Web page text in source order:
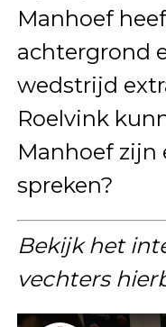
Manhoef
achtergrond
wedstrijd
Roelvink
Manhoef zijn
spreken?
Bekijk het
vechters